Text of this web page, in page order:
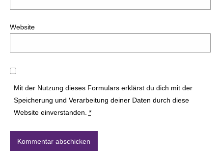
Website
Mit der Nutzung dieses Formulars erklärst du dich mit der
Speicherung und Verarbeitung deiner Daten durch diese
Website einverstanden. *